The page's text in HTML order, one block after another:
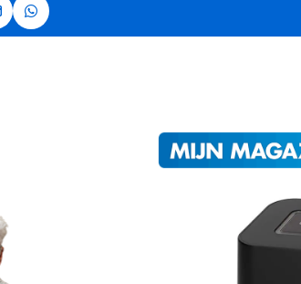
LinkedIn
via e-mail
Deel via WhatsApp